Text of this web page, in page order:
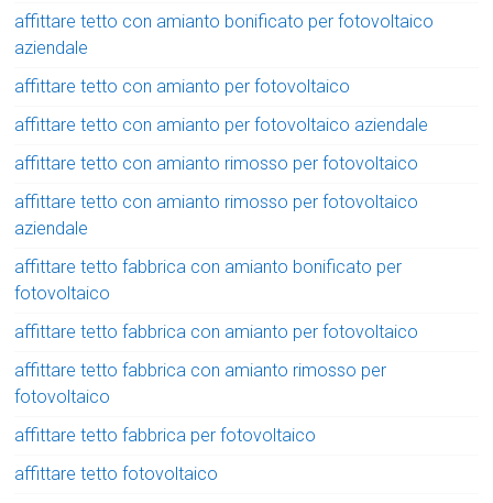
affittare tetto con amianto bonificato per fotovoltaico
aziendale
affittare tetto con amianto per fotovoltaico
affittare tetto con amianto per fotovoltaico aziendale
affittare tetto con amianto rimosso per fotovoltaico
affittare tetto con amianto rimosso per fotovoltaico
aziendale
affittare tetto fabbrica con amianto bonificato per
fotovoltaico
affittare tetto fabbrica con amianto per fotovoltaico
affittare tetto fabbrica con amianto rimosso per
fotovoltaico
affittare tetto fabbrica per fotovoltaico
affittare tetto fotovoltaico